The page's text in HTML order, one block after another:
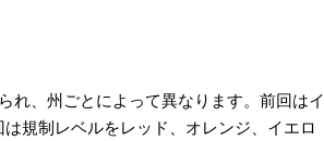
れ、州ごとによって異なります。前回はイ
規制レベルをレッド、オレンジ、イエロ